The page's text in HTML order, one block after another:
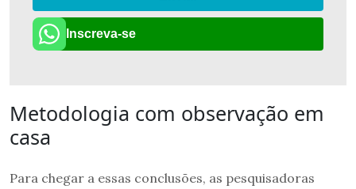
Inscreva-se
Metodologia com observação em
casa
Para chegar a essas conclusões, as pesquisadoras